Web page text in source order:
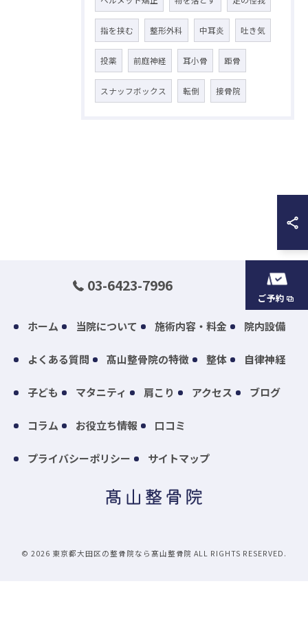
指を挟む 整形外科 中耳炎 吐き気
投薬 前庭神経 耳小骨 距骨
スナッフボックス 転倒 接骨院
03-6423-7996
ご予約
ホーム 当院について 施術内容・料金 院内設備
よくある質問 髙山整骨院の特徴 整体 自律神経
子ども マタニティ 肩こり アクセス ブログ
コラム お役立ち情報 口コミ
プライバシーポリシー サイトマップ
© 2026 東京都大田区の整骨院なら髙山整骨院 ALL RIGHTS RESERVED.